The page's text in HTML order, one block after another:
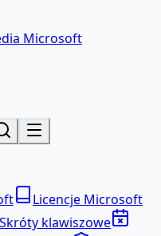
Microsoft
Licencje Microsoft
Skróty klawiszowe